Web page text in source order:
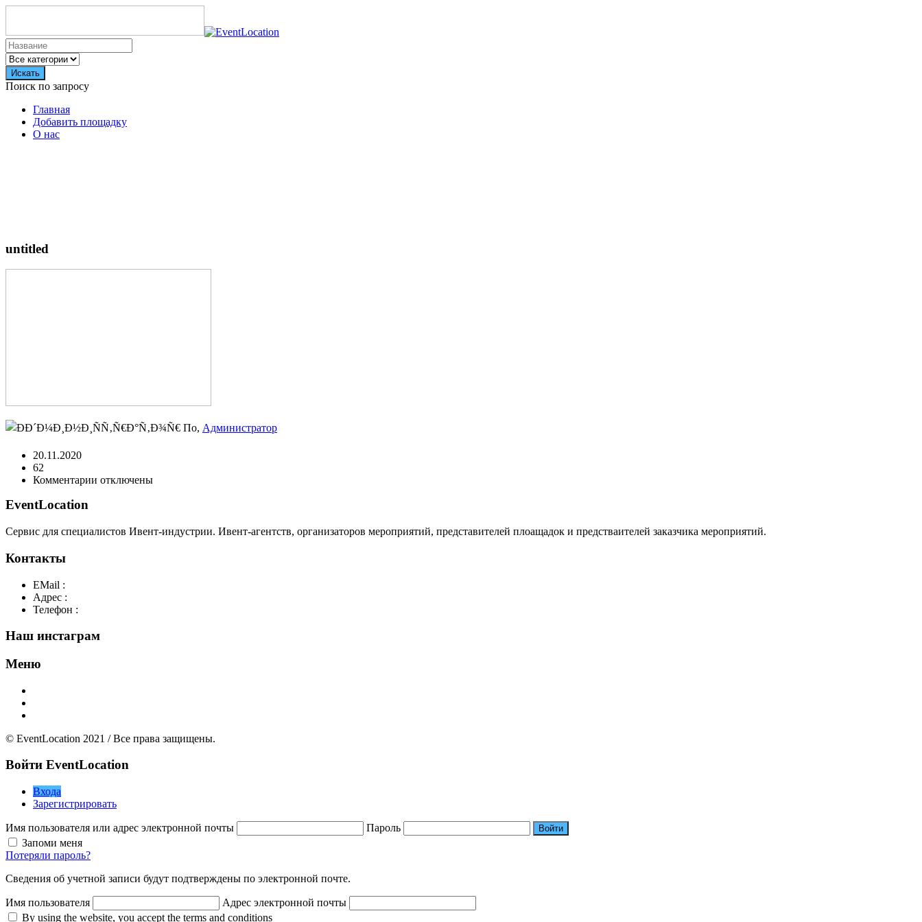
Искать
Поиск по запросу
Главная
Добавить площадку
О нас
untitled
По, Администратор
20.11.2020
62
Комментарии котключены
EventLocation
Сервис для специалистов Ивент-индустрии. Ивент-агентств, организаторов мероприятий, представителей плоащадок и предстваителей заказчика мероприятий.
Контакты
EMail :
Адрес :
Телефон :
Наш инстаграм
Меню
© EventLocation 2021 / Все права защищены.
Войти EventLocation
Входа
Зарегистрировать
Имя пользователя или адрес электронной почты Пароль Войти
Запоми меня
Потеряли пароль?
Сведения об учетной записи будут подтверждены по электронной почте.
Имя пользователя
Адрес электронной почты
By using the website, you accept the terms and conditions